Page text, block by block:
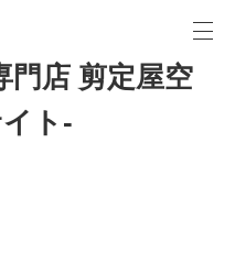
門店 剪定屋空
ト-